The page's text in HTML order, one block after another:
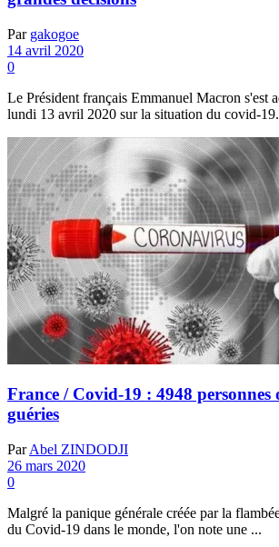
Par gakogoe
14 avril 2020
0
Le Président français Emmanuel Macron s'est
lundi 13 avril 2020 sur la situation du covid-
France / Covid-19 : 4948 personnes
guéries
Par Abel ZINDODJI
26 mars 2020
0
Malgré la panique générale créée par la
du Covid-19 dans le monde, l'on note une ...